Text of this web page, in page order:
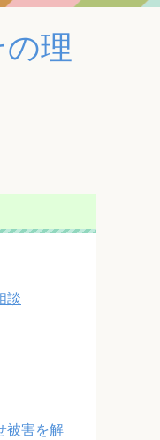
理
談
被害を解